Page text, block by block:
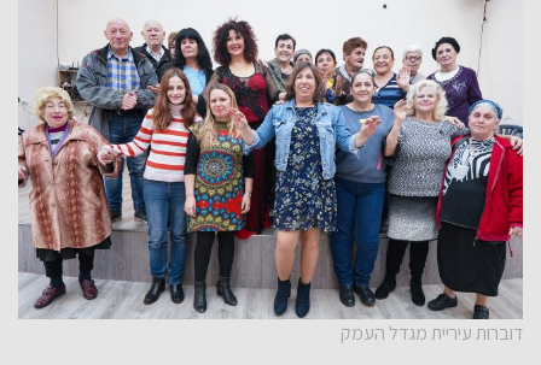
דוברות עיריית מגדל העמק